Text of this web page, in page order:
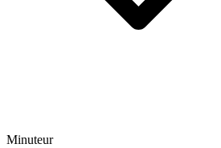
Minuteur